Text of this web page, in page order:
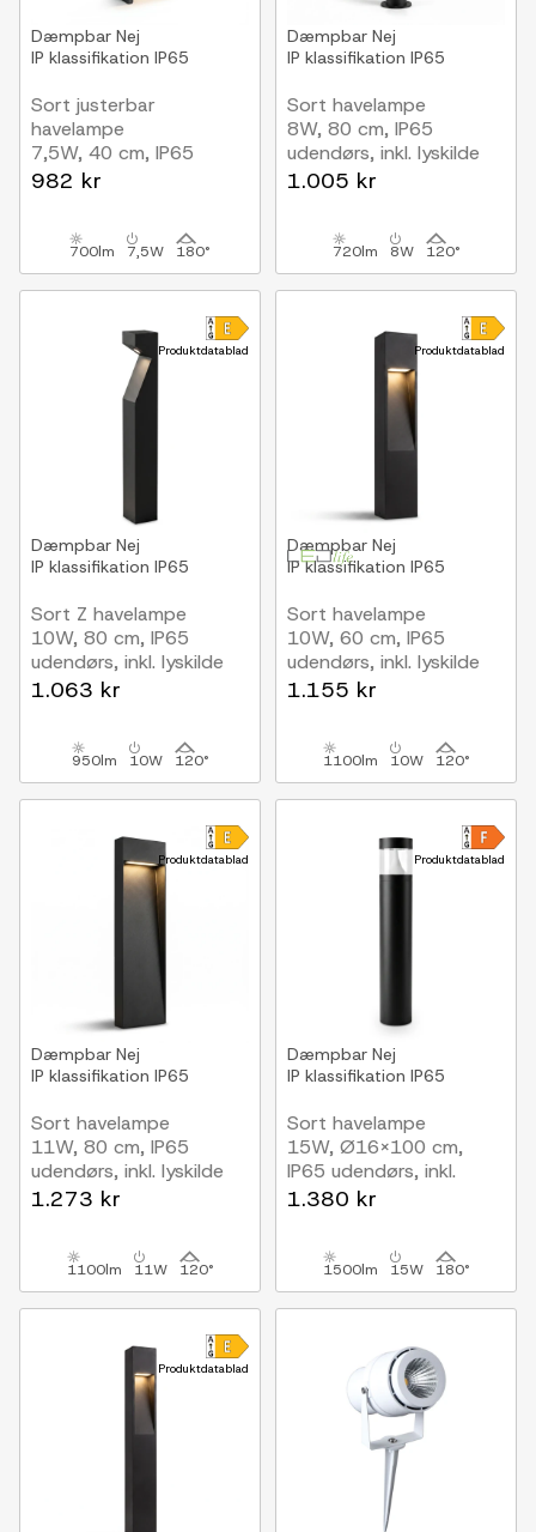
Dæmpbar Nej
IP klassifikation IP65
Sort justerbar
havelampe
7,5W, 40 cm, IP65
udendørs, inkl. lyskilde
982 kr
700lm 7,5W 180°
Dæmpbar Nej
IP klassifikation IP65
Sort havelampe
8W, 80 cm, IP65
udendørs, inkl. lyskilde
1.005 kr
720lm 8W 120°
Produktdatablad
Dæmpbar Nej
IP klassifikation IP65
Sort Z havelampe
10W, 80 cm, IP65
udendørs, inkl. lyskilde
1.063 kr
950lm 10W 120°
Produktdatablad
Dæmpbar Nej
IP klassifikation IP65
Sort havelampe
10W, 60 cm, IP65
udendørs, inkl. lyskilde
1.155 kr
1100lm 10W 120°
Produktdatablad
Dæmpbar Nej
IP klassifikation IP65
Sort havelampe
11W, 80 cm, IP65
udendørs, inkl. lyskilde
1.273 kr
1100lm 11W 120°
Produktdatablad
Dæmpbar Nej
IP klassifikation IP65
Sort havelampe
15W, Ø16x100 cm,
IP65 udendørs, inkl.
lyskilde
1.380 kr
1500lm 15W 180°
Produktdatablad